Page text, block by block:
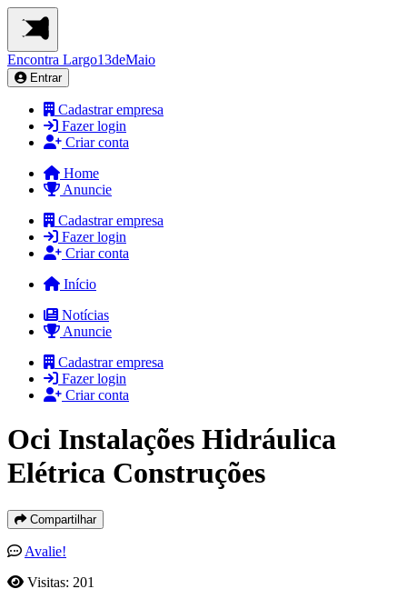
Encontra Largo13deMaio
Entrar
Cadastrar empresa
Fazer login
Criar conta
Home
Anuncie
Cadastrar empresa
Fazer login
Criar conta
Início
Notícias
Anuncie
Cadastrar empresa
Fazer login
Criar conta
Oci Instalações Hidráulica
Elétrica Construções
Compartilhar
Avalie!
Visitas: 201